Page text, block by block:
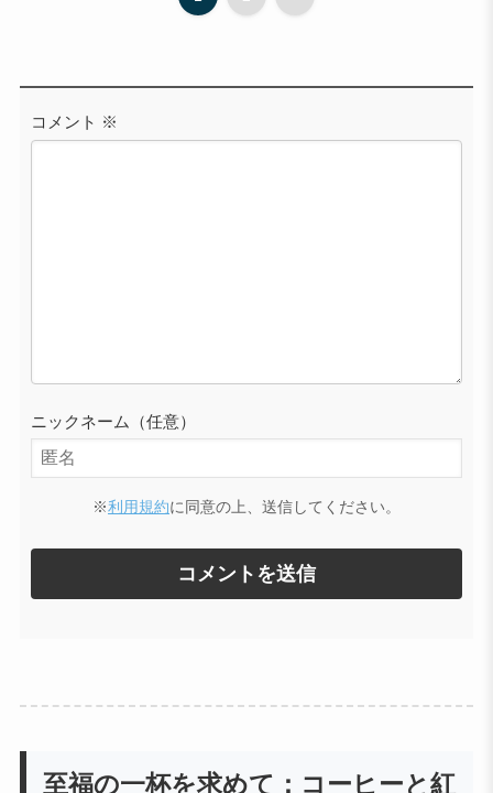
コメント ※
ニックネーム（任意）
※利用規約に同意の上、送信してください。
至福の一杯を求めて：コーヒーと紅